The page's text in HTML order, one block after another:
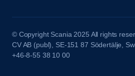
© Copyright Scania 2025 All rights
CV AB (publ), SE-151 87 Södertälje,
+46-8-55 38 10 00